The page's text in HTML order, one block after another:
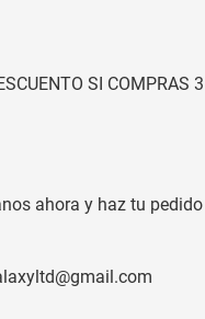
SI COMPRAS
ahora y haz tu